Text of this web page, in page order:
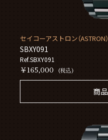
セイコーアストロン（ASTRON）
SBXY091
Ref.SBXY091
￥165,000 (税込)
商